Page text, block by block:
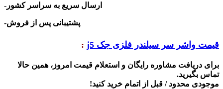
-ارسال سریع به سراسر کشور
-پشتیبانی پس از فروش
قیمت واشر سر سیلندر فلزی جک j5 :
برای دریافت مشاوره رایگان و استعلام قیمت امروز، همین حالا
تماس بگیرید.
موجودی محدود / قبل از اتمام خرید کنید!